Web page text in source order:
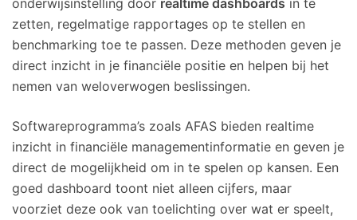
zetten, regelmatige rapportages op te stellen en
benchmarking toe te passen. Deze methoden geven je
direct inzicht in je financiële positie en helpen bij het
nemen van weloverwogen beslissingen.
Softwareprogramma’s zoals AFAS bieden realtime
inzicht in financiële managementinformatie en geven je
direct de mogelijkheid om in te spelen op kansen. Een
goed dashboard toont niet alleen cijfers, maar
voorziet deze ook van toelichting over wat er speelt,